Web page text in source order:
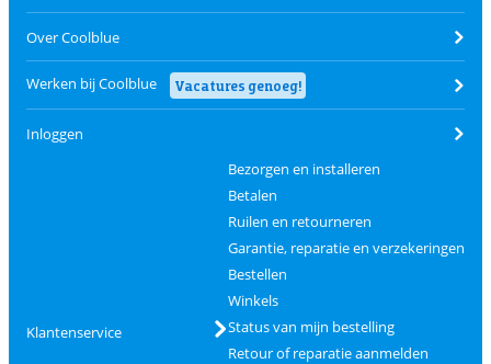
Over Coolblue
Werken bij Coolblue Vacatures genoeg!
Inloggen
Klantenservice
Bezorgen en installeren
Betalen
Ruilen en retourneren
Garantie, reparatie en verzekeringen
Bestellen
Winkels
Status van mijn bestelling
Retour of reparatie aanmelden